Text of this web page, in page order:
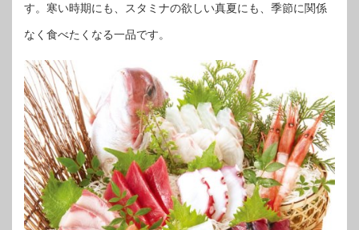
す。寒い時期にも、スタミナの欲しい真夏にも、季節に関係
なく食べたくなる一品です。